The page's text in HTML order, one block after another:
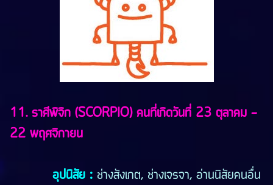
11. ราศีพิจิก (SCORPIO) คนที่เกิดวันที่ 23 ตุลาคม -
22 พฤศจิกายน
อุปนิสัย : ช่างสังเกต, ช่างเจรจา, อ่านนิสัยคนอื่น